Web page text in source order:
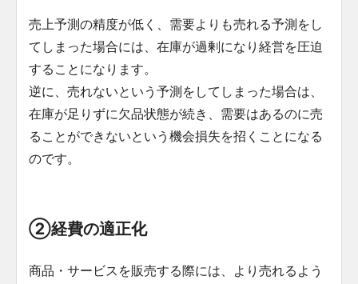
売上予測の精度が低く、需要よりも売れる予測をし
てしまった場合には、在庫が過剰になり経営を圧迫
することになります。
逆に、売れないという予測をしてしまった場合は、
在庫が足りずに欠品状態が続き、需要はあるのに売
ることができないという機会損失を招くことになる
のです。
②経費の適正化
商品・サービスを販売する際には、より売れるよう